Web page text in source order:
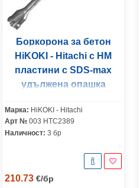
Боркорона за бетон
HiKOKI - Hitachi с HM
пластини с SDS-max
удължена опашка
Марка: HiKOKI - Hitachi
Арт № 003 HTC2389
Наличност: 3 бр
210.73 €/бр